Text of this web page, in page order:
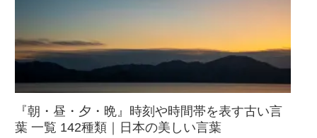
『朝・昼・夕・晩』時刻や時間帯を表す古い言
葉 一覧 142種類｜日本の美しい言葉